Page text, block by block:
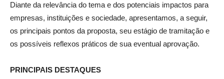
Diante da relevância do tema e dos potenciais impactos para
empresas, instituições e sociedade, apresentamos, a seguir,
os principais pontos da proposta, seu estágio de tramitação e
os possíveis reflexos práticos de sua eventual aprovação.
PRINCIPAIS DESTAQUES